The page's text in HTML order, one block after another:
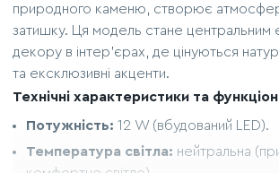
природного каменю, створює
затишку. Ця модель стане центральним
декору в інтер'єрах, де цінуються
та ексклюзивні акценти.
Технічні характеристики та
Потужність: 12 W (вбудований LED).
Температура світла: нейтральна